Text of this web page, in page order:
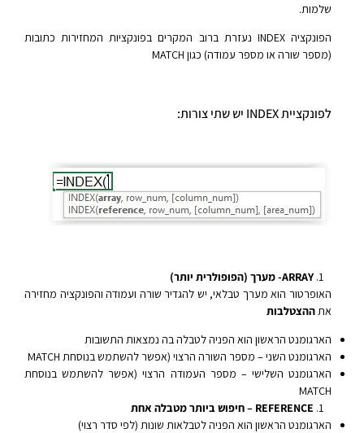
שלמות.
הפונקציה INDEX נעזרת ברוב המקרים בפונקציות המחזירות כתובות
(מספר שורה או מספר עמודה) כגון MATCH
לפונקציית INDEX יש שתי צורות:
ARRAY- מערך (הפופולרית יותר)
האופרטור הוא מערך טבלאי, יש להגדיר שורה ועמודה והפונקציה מחזירה
את ההצטלבות
הארגומנט הראשון הוא הפניה לטבלה בה נמצאות התשובות
הארגומנט השני – מספר השורה הרצוי (אפשר להשתמש בנוסחת MATCH
הארגומנט השלישי – מספר העמודה הרצוי (אפשר להשתמש בנוסחת
MATCH
REFERENCE – חיפוש ביותר מטבלה אחת
הארגומנט הראשון הוא הפניה לטבלאות שונות (לפי סדר רצוי)